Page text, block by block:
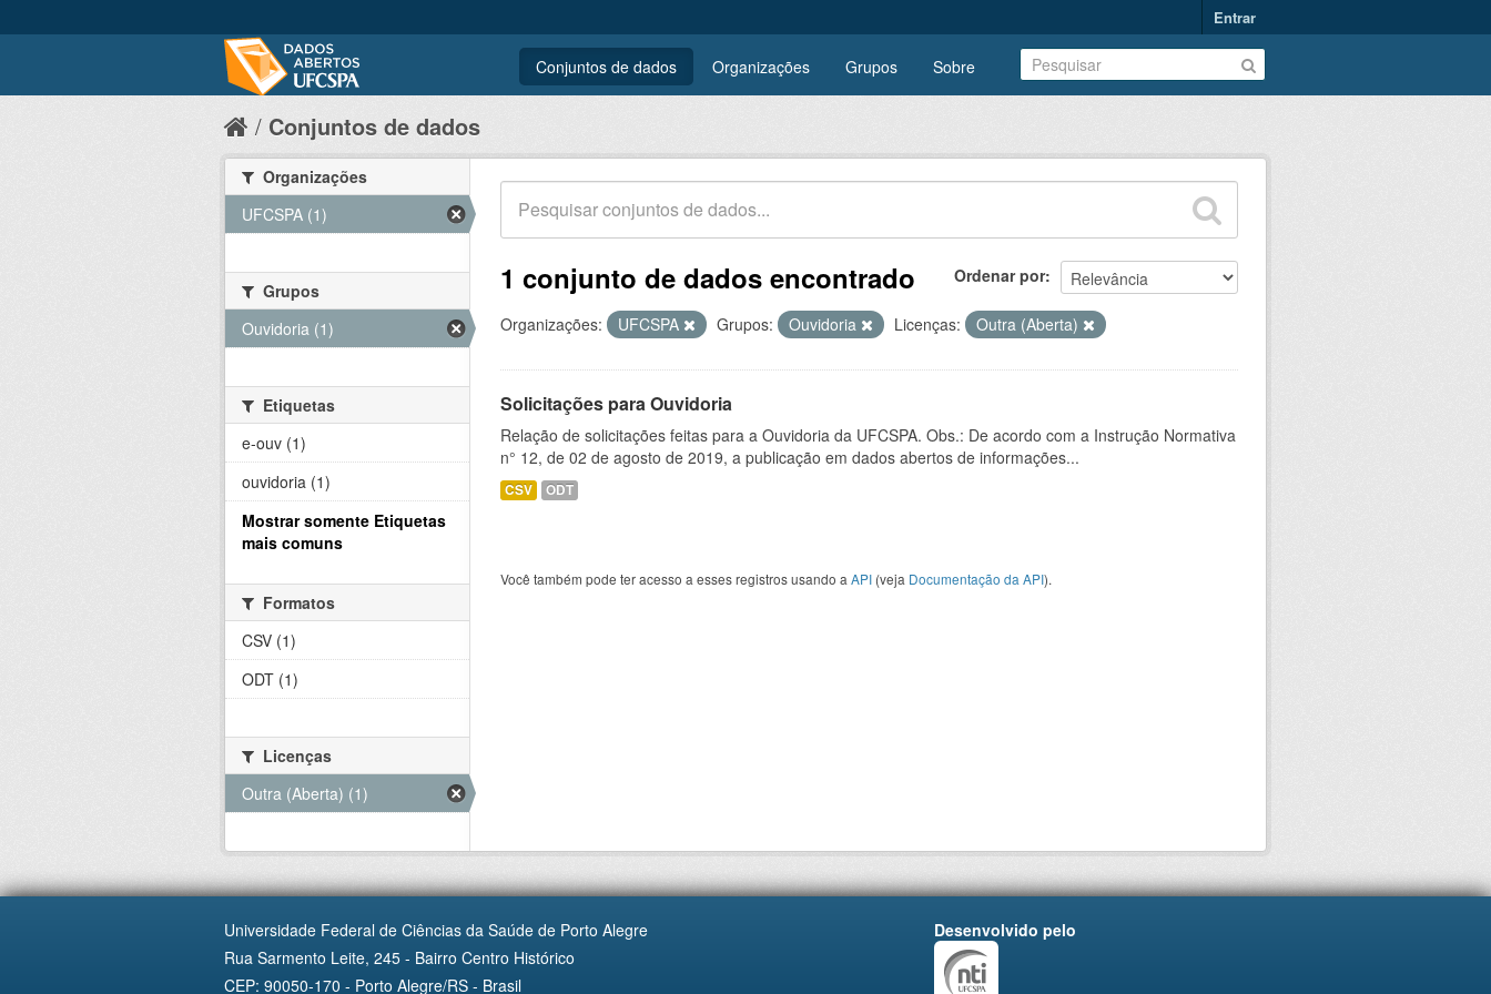
Entrar
Conjuntos de dados Organizações Grupos Sobre
Conjuntos de dados
Ordenar por
1 conjunto de dados encontrado
Organizações: UFCSPA Grupos: Ouvidoria Licenças: Outra (Aberta)
Solicitações para Ouvidoria
Relação de solicitações feitas para a Ouvidoria da UFCSPA. Obs.: De acordo com a Instrução Normativa
n° 12, de 02 de agosto de 2019, a publicação em dados abertos de informações...
CSV ODT
Você também pode ter acesso a esses registros usando a API (veja Documentação da API).
Organizações
UFCSPA (1)
Grupos
Ouvidoria (1)
Etiquetas
e-ouv (1)
ouvidoria (1)
Mostrar somente Etiquetas
mais comuns
Formatos
CSV (1)
ODT (1)
Licenças
Outra (Aberta) (1)
Universidade Federal de Ciências da Saúde de Porto Alegre
Rua Sarmento Leite, 245 - Bairro Centro Histórico
CEP: 90050-170 - Porto Alegre/RS - Brasil
Desenvolvido pelo